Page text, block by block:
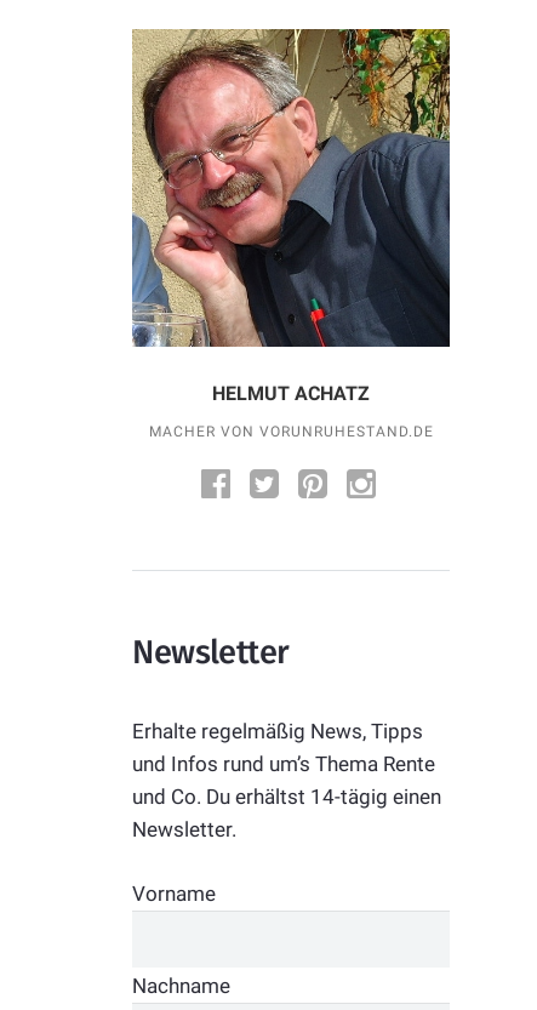
HELMUT ACHATZ
MACHER VON VORUNRUHESTAND.DE
Newsletter
Erhalte regelmäßig News, Tipps
und Infos rund um’s Thema Rente
und Co. Du erhältst 14-tägig einen
Newsletter.
Vorname
Nachname